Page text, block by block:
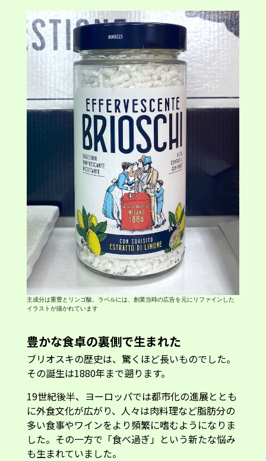
主成分は重曹とリンゴ酸。ラベルには、創業当時の広告を元にリファインした
イラストが描かれています
豊かな食卓の裏側で生まれた
ブリオスキの歴史は、驚くほど長いものでした。
その誕生は1880年まで遡ります。
19世紀後半、ヨーロッパでは都市化の進展ととも
に外食文化が広がり、人々は肉料理など脂肪分の
多い食事やワインをより頻繁に嗜むようになりま
した。その一方で「食べ過ぎ」という新たな悩み
も生まれていました。